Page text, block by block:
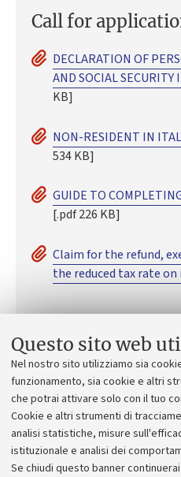
Questo sito web
Nel nostro sito utilizziamo sia
funzionamento, sia cookie e altri
che potrai attivare solo con il tuo
Cookie e altri strumenti di
analisi statistiche, misure
istituzionale e analisi dei
Se chiudi questo banner
Call for
DECLARATION OF
AND SOCIAL SECURITY
KB]
NON-RESIDENT IN
534 KB]
GUIDE TO
[.pdf 226 KB]
Claim for the refund,
the reduced tax rate on
Altri documenti
Disposizione
Commissione
15/10/2024 [.pdf 895 KB]